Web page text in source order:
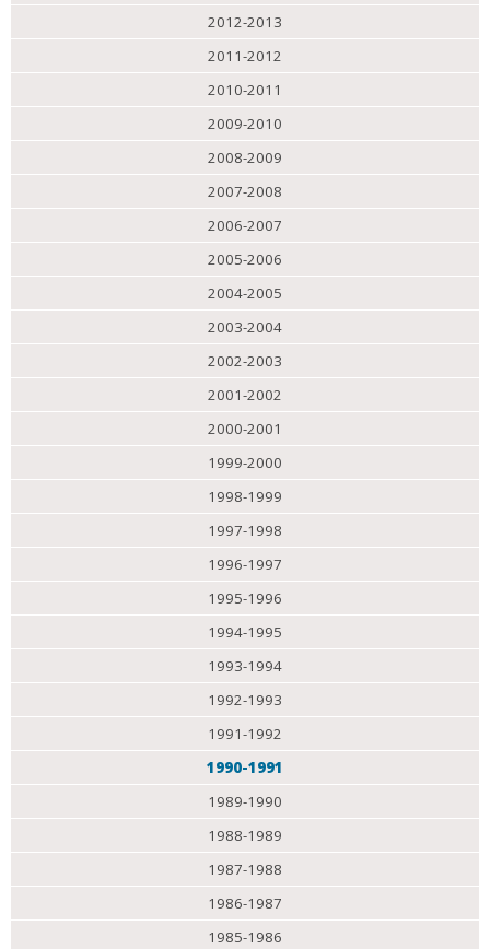
2012-2013
2011-2012
2010-2011
2009-2010
2008-2009
2007-2008
2006-2007
2005-2006
2004-2005
2003-2004
2002-2003
2001-2002
2000-2001
1999-2000
1998-1999
1997-1998
1996-1997
1995-1996
1994-1995
1993-1994
1992-1993
1991-1992
1990-1991
1989-1990
1988-1989
1987-1988
1986-1987
1985-1986